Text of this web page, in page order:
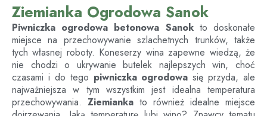
Ziemianka Ogrodowa Sanok
Piwniczka ogrodowa betonowa Sanok to doskonałe
miejsce na przechowywanie szlachetnych trunków, także
tych własnej roboty. Koneserzy wina zapewne wiedzą, że
nie chodzi o ukrywanie butelek najlepszych win, choć
czasami i do tego piwniczka ogrodowa się przyda, ale
najważniejsza w tym wszystkim jest idealna temperatura
przechowywania. Ziemianka to również idealne miejsce